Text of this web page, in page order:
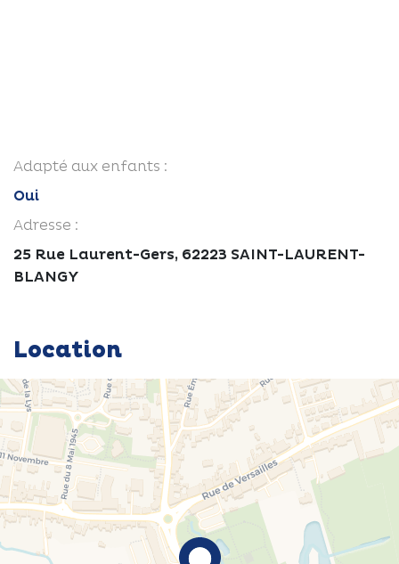
Adapté aux enfants :
Oui
Adresse :
25 Rue Laurent-Gers, 62223 SAINT-LAURENT-
BLANGY
Location